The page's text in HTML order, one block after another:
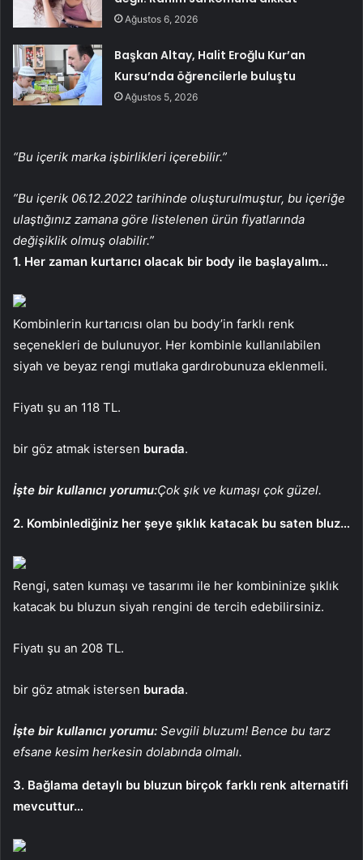
Ağustos 6, 2026
Başkan Altay, Halit Eroğlu Kur’an
Kursu’nda öğrencilerle buluştu
Ağustos 5, 2026
“Bu içerik marka işbirlikleri içerebilir.”
”Bu içerik 06.12.2022 tarihinde oluşturulmuştur, bu içeriğe
ulaştığınız zamana göre listelenen ürün fiyatlarında
değişiklik olmuş olabilir.”
1. Her zaman kurtarıcı olacak bir body ile başlayalım…
Kombinlerin kurtarıcısı olan bu body’in farklı renk
seçenekleri de bulunuyor. Her kombinle kullanılabilen
siyah ve beyaz rengi mutlaka gardırobunuza eklenmeli.
Fiyatı şu an 118 TL.
bir göz atmak istersen burada.
İşte bir kullanıcı yorumu:Çok şık ve kumaşı çok güzel.
2. Kombinlediğiniz her şeye şıklık katacak bu saten bluz…
Rengi, saten kumaşı ve tasarımı ile her kombininize şıklık
katacak bu bluzun siyah rengini de tercih edebilirsiniz.
Fiyatı şu an 208 TL.
bir göz atmak istersen burada.
İşte bir kullanıcı yorumu: Sevgili bluzum! Bence bu tarz
efsane kesim herkesin dolabında olmalı.
3. Bağlama detaylı bu bluzun birçok farklı renk alternatifi
mevcuttur…